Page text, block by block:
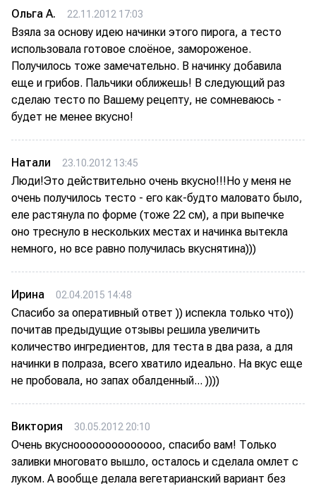
Ольга А. 22.11.2012 17:03
Взяла за основу идею начинки этого пирога, а тесто
использовала готовое слоёное, замороженое.
Получилось тоже замечательно. В начинку добавила
еще и грибов. Пальчики оближешь! В следующий раз
сделаю тесто по Вашему рецепту, не сомневаюсь -
будет не менее вкусно!
Натали 23.10.2012 13:45
Люди!Это действительно очень вкусно!!!Но у меня не
очень получилось тесто - его как-будто маловато было,
еле растянула по форме (тоже 22 см), а при выпечке
оно треснуло в нескольких местах и начинка вытекла
немного, но все равно получилась вкуснятина)))
Ирина 02.04.2015 14:48
Спасибо за оперативный ответ )) испекла только что))
почитав предыдущие отзывы решила увеличить
количество ингредиентов, для теста в два раза, а для
начинки в полраза, всего хватило идеально. На вкус еще
не пробовала, но запах обалденный... ))))
Виктория 30.05.2012 20:10
Очень вкусноооооооооооооо, спасибо вам! Только
заливки многовато вышло, осталось и сделала омлет с
луком. А вообще делала вегетарианский вариант без